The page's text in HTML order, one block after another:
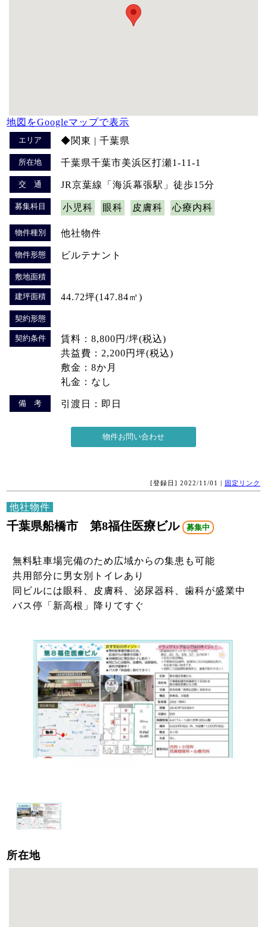
地図をGoogleマップで表示
エリア ◆関東 | 千葉県
所在地 千葉県千葉市美浜区打瀬1-11-1
交 通 JR京葉線「海浜幕張駅」徒歩15分
募集科目 小児科 眼科 皮膚科 心療内科
物件種別 他社物件
物件形態 ビルテナント
敷地面積
建坪面積 44.72坪(147.84㎡)
契約形態
契約条件
賃料：8,800円/坪(税込)
共益費：2,200円坪(税込)
敷金：8か月
礼金：なし
備 考 引渡日：即日
[登録日] 2022/11/01 | 固定リンク
他社物件
千葉県船橋市 第8福住医療ビル 募集中
無料駐車場完備のため広域からの集患も可能
共用部分に男女別トイレあり
同ビルには眼科、皮膚科、泌尿器科、歯科が盛業中
バス停「新高根」降りてすぐ
所在地